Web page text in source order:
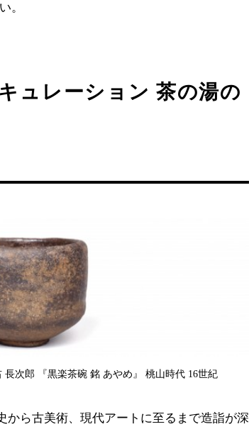
。
ュレーション 茶の湯の
次郎 『黒楽茶碗 銘 あやめ』 桃山時代 16世紀
ら古美術、現代アートに至るまで造詣が深